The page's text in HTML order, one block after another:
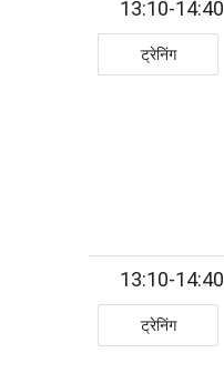
13:10-14:40
ट्रेनिंग
13:10-14:40
ट्रेनिंग